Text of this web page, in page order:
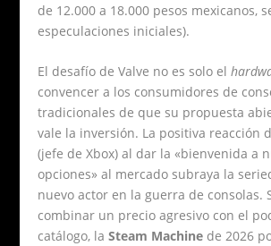
de 12.000 a 18.000 pesos mexicanos,
especulaciones iniciales).
El desafío de Valve no es solo el
convencer a los consumidores de
tradicionales de que su propuesta
vale la inversión. La positiva reacción
(jefe de Xbox) al dar la «bienvenida a
opciones» al mercado subraya la
nuevo actor en la guerra de consolas.
combinar un precio agresivo con el
catálogo, laSteam Machine de 2026